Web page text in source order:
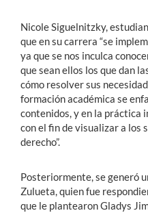
Nicole Siguelnitzky,
que en su carrera “se
ya que se nos inculca
que sean ellos los que dan
cómo resolver sus
formación académica se
contenidos, y en la práctica
con el fin de visualizar a los
derecho”.
Posteriormente, se generó
Zulueta, quien fue
que le plantearon Gladys